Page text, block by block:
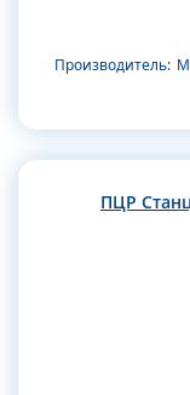
Производитель:
ПЦР